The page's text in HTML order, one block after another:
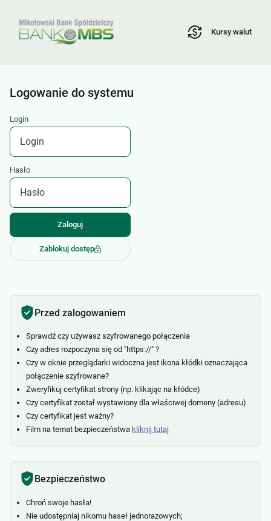
Kursy walut
Logowanie do systemu
Login
Hasło
Zablokuj dostęp
Przed zalogowaniem
Sprawdź czy używasz szyfrowanego połączenia
Czy adres rozpoczyna się od "https://" ?
Czy w oknie przeglądarki widoczna jest ikona kłódki oznaczająca
połączenie szyfrowane?
Zweryfikuj certyfikat strony (np. klikając na kłódce)
Czy certyfikat został wystawiony dla właściwej domeny (adresu)
Czy certyfikat jest ważny?
Film na temat bezpieczeństwa kliknij tutaj
Bezpieczeństwo
Chroń swoje hasła!
Nie udostępniaj nikomu haseł jednorazowych;